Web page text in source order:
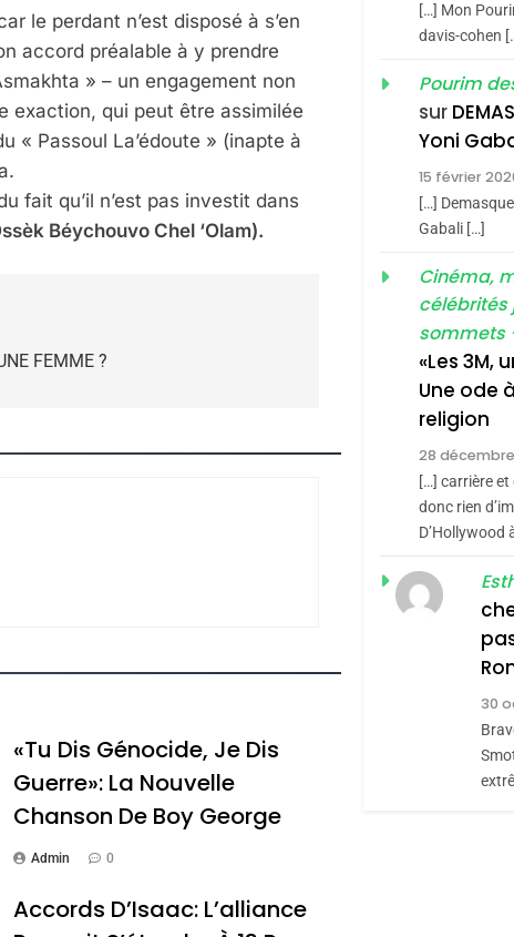
le perdant n’est disposé à s’en
accord préalable à y prendre
» – un engagement non
exaction, qui peut être assimilée
« Passoul La’édoute » (inapte à
fait qu’il n’est pas investit dans
Béychouvo Chel ‘Olam).
FEMME ?
«Tu Dis Génocide, Je Dis
Guerre»: La Nouvelle
Chanson De Boy George
Admin 0
Accords D’Isaac: L’alliance
2
5
[…] Mon
davis-cohen
Pourim
sur
Yoni
15 février
[…]
Gabali […]
Cinéma,
célébrités
sommets
«Les 3M,
Une ode
religion
28
[…] carrière
donc rien
D’Hollywood
30
REVENDIQUE MA JUDAÏTE Par Thérèse Zrihen-